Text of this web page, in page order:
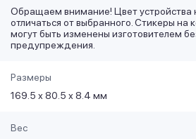
Обращаем внимание! Цвет
отличаться от выбранного. Стикеры на
могут быть изменены изготовителем
предупреждения.
Размеры
169.5 х 80.5 х 8.4 мм
Вес